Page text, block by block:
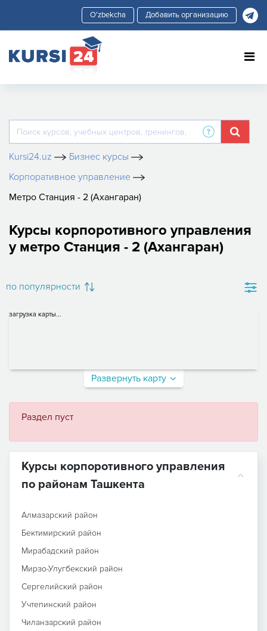
Добавить организацию
Kursi24.uz
Бизнес курсы
Корпоративное управление
Метро Станция - 2 (Ахангаран)
Курсы корпоротивного управления
у метро Станция - 2 (Ахангаран)
по популярности
загрузка карты...
Развернуть карту
Раздел пуст
Курсы корпоротивного управления
по районам Ташкента
Алмазарский район
Бектимирский район
Мирабадский район
Мирзо-Улугбекский район
Сергелийский район
Учтепинский район
Чиланзарский район